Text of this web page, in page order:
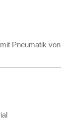
Pneumatik von